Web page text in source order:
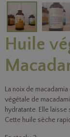
Huile
La noix de
végétale de
hydratante. Elle
Cette huile sèche